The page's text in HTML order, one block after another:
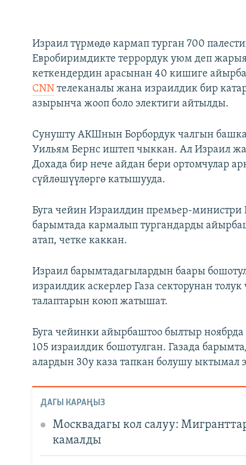
Израил түрмөдө кармап турган 700
Евробиримдикте террордук уюм деп
кеткендердин арасынан 40 кишиге
CNN телеканалы жана израилдик бир
азырынча жооп боло электиги айтылды.
Сунушту АКШнын Борбордук чалгын
Уильям Бернс иштеп чыккан. Ал Израил
Дохада бир нече айдан бери ортомчулар
сүйлөшүүлөргө катышууда.
Буга чейин Израилдин премьер-
барымтада кармалып тургандарды
атап, четке каккан.
Израил барымтадагылардын баары
израилдик аскерлер Газа секторунан
талаптарын коюп жатышат.
Буга чейинки айырбаштоо былтыр
105 израилдик бошотулган. Газада
алардын 30у каза тапкан болушу ыктымал
ДАГЫ КАРАҢЫЗ
Москвадагы кол салуу:
камалды